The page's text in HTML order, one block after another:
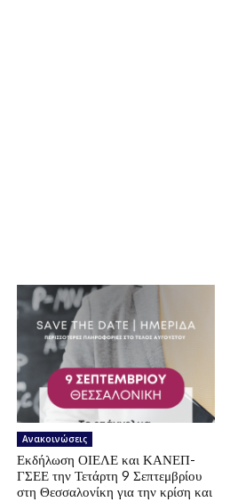
Ανακοινώσεις
Εκδήλωση ΟΙΕΛΕ και ΚΑΝΕΠ-
ΓΣΕΕ την Τετάρτη 9 Σεπτεμβρίου
στη Θεσσαλονίκη για την κρίση και